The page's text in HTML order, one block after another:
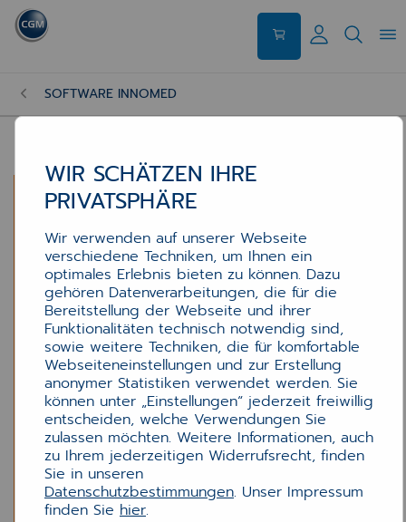
SOFTWARE INNOMED
WIR SCHÄTZEN IHRE
PRIVATSPHÄRE
Wir verwenden auf unserer Webseite
verschiedene Techniken, um Ihnen ein
optimales Erlebnis bieten zu können. Dazu
gehören Datenverarbeitungen, die für die
Bereitstellung der Webseite und ihrer
Funktionalitäten technisch notwendig sind,
sowie weitere Techniken, die für komfortable
Webseiteneinstellungen und zur Erstellung
anonymer Statistiken verwendet werden. Sie
können unter „Einstellungen“ jederzeit freiwillig
entscheiden, welche Verwendungen Sie
zulassen möchten. Weitere Informationen, auch
zu Ihrem jederzeitigen Widerrufsrecht, finden
Sie in unseren
Datenschutzbestimmungen. Unser Impressum
finden Sie hier.